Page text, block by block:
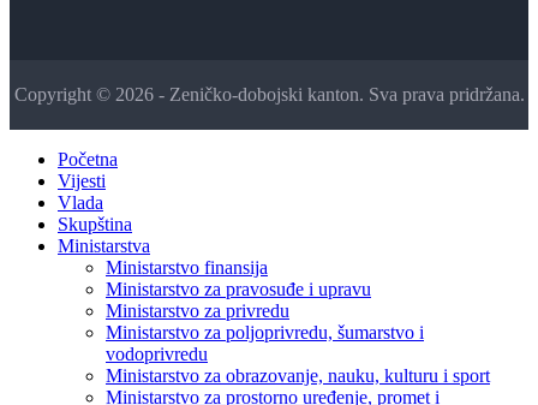
Copyright © 2026 - Zeničko-dobojski kanton. Sva prava pridržana.
Početna
Vijesti
Vlada
Skupština
Ministarstva
Ministarstvo finansija
Ministarstvo za pravosuđe i upravu
Ministarstvo za privredu
Ministarstvo za poljoprivredu, šumarstvo i
vodoprivredu
Ministarstvo za obrazovanje, nauku, kulturu i sport
Ministarstvo za prostorno uređenje, promet i